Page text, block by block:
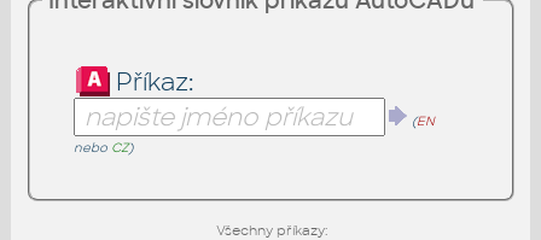
Příkaz:
(EN
nebo CZ)
Všechny příkazy: